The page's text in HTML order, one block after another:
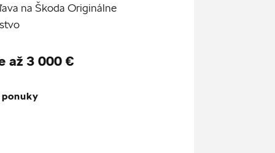
na Škoda Originálne
až 3 000 €